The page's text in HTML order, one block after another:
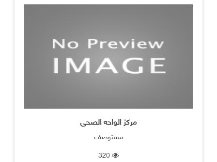
مركز الواحه الصحى
مستوصف